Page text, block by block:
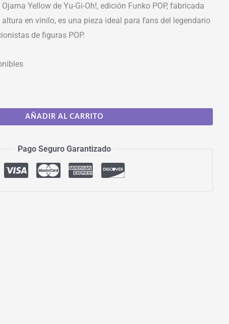
Yellow de Yu-Gi-Oh!, edición Funko POP, fabricada
en vinilo, es una pieza ideal para fans del legendario
de figuras POP.
AÑADIR AL CARRITO
Pago Seguro Garantizado